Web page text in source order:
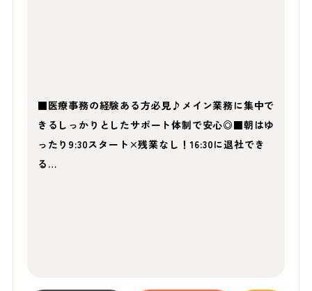
■医療事務の経験ある方必見♪メイン業務に集中で
きるしっかりとしたサポート体制で安心◎■朝はゆ
ったり9:30スタート×残業なし！16:30に退社でき
る…